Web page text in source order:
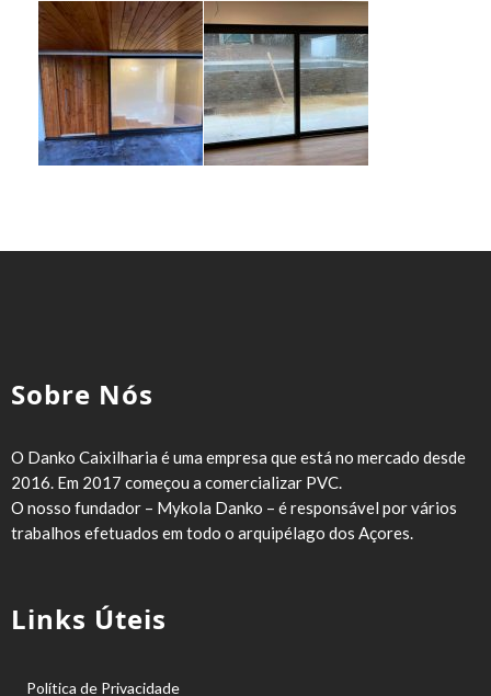
Sobre Nós
O Danko Caixilharia é uma empresa que está no mercado desde
2016. Em 2017 começou a comercializar PVC.
O nosso fundador – Mykola Danko – é responsável por vários
trabalhos efetuados em todo o arquipélago dos Açores.
Links Úteis
Política de Privacidade